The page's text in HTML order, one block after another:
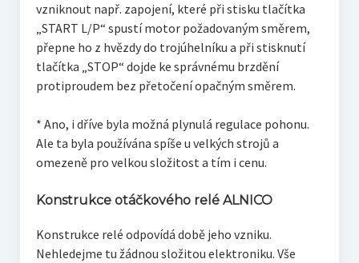
vzniknout např. zapojení, které při stisku tlačítka
„START L/P“ spustí motor požadovaným směrem,
přepne ho z hvězdy do trojúhelníku a při stisknutí
tlačítka „STOP“ dojde ke správnému brzdění
protiproudem bez přetočení opačným směrem.
* Ano, i dříve byla možná plynulá regulace pohonu.
Ale ta byla používána spíše u velkých strojů a
omezeně pro velkou složitost a tím i cenu.
Konstrukce otáčkového relé ALNICO
Konstrukce relé odpovídá době jeho vzniku.
Nehledejme tu žádnou složitou elektroniku. Vše